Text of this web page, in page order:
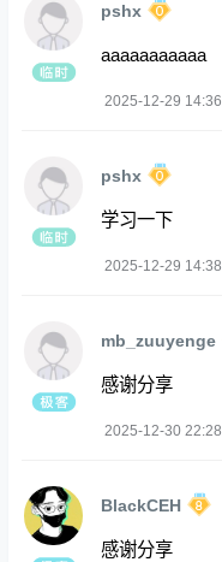
pshx
aaaaaaaaaaa
2025-12-29 14:36
pshx
学习一下
2025-12-29 14:38
mb_zuuyenge
感谢分享
2025-12-30 22:28
BlackCEH
感谢分享